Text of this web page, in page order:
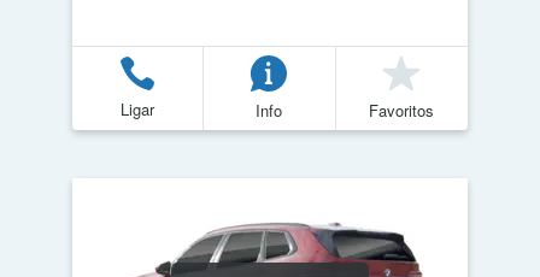
Ligar Info Favoritos